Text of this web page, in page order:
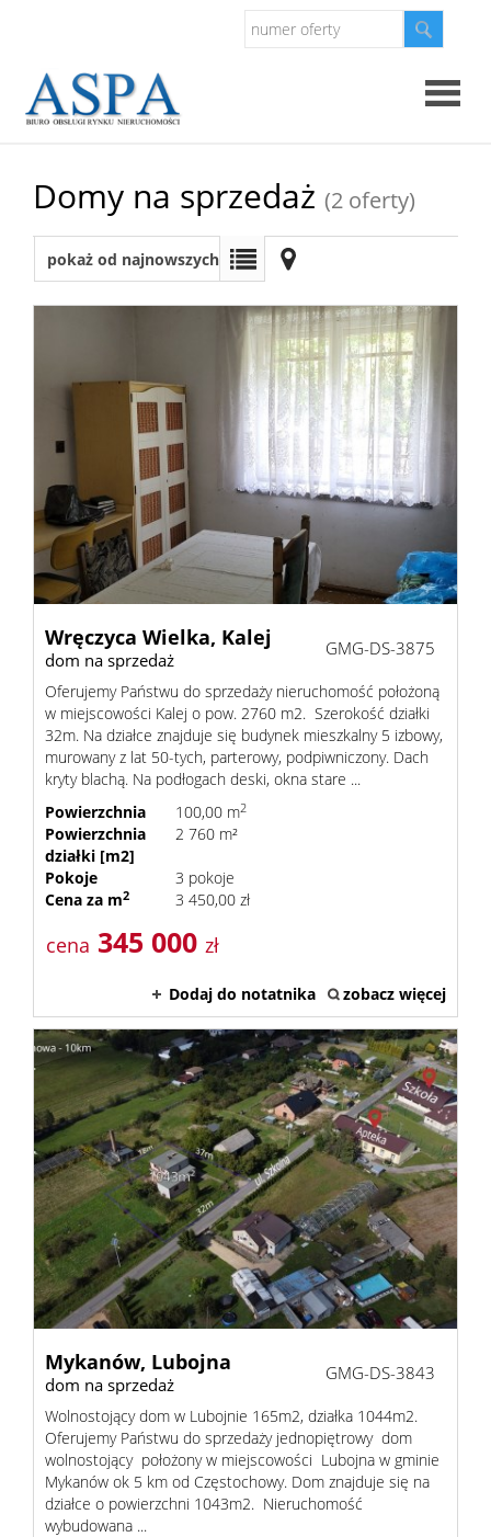
Oferty
Domy
Lokale
firmie
Domy na sprzedaż (2 oferty)
pokaż od najnowszych
Wręczyca Wielka, Kalej
dom na sprzedaż
GMG-DS-3875
Oferujemy Państwu do sprzedaży nieruchomość położoną
w miejscowości Kalej o pow. 2760 m2. Szerokość działki
32m. Na działce znajduje się budynek mieszkalny 5 izbowy,
murowany z lat 50-tych, parterowy, podpiwniczony. Dach
kryty blachą. Na podłogach deski, okna stare ...
Powierzchnia
100,00 m2
Powierzchnia
działki [m2]
2 760 m²
Pokoje
3 pokoje
Cena za m2 3 450,00 zł
cena 345 000 zł
Dodaj do notatnika zobacz więcej
Mykanów, Lubojna
dom na sprzedaż
GMG-DS-3843
Wolnostojący dom w Lubojnie 165m2, działka 1044m2.
Oferujemy Państwu do sprzedaży jednopiętrowy dom
wolnostojący położony w miejscowości Lubojna w gminie
Mykanów ok 5 km od Częstochowy. Dom znajduje się na
działce o powierzchni 1043m2. Nieruchomość
wybudowana ...